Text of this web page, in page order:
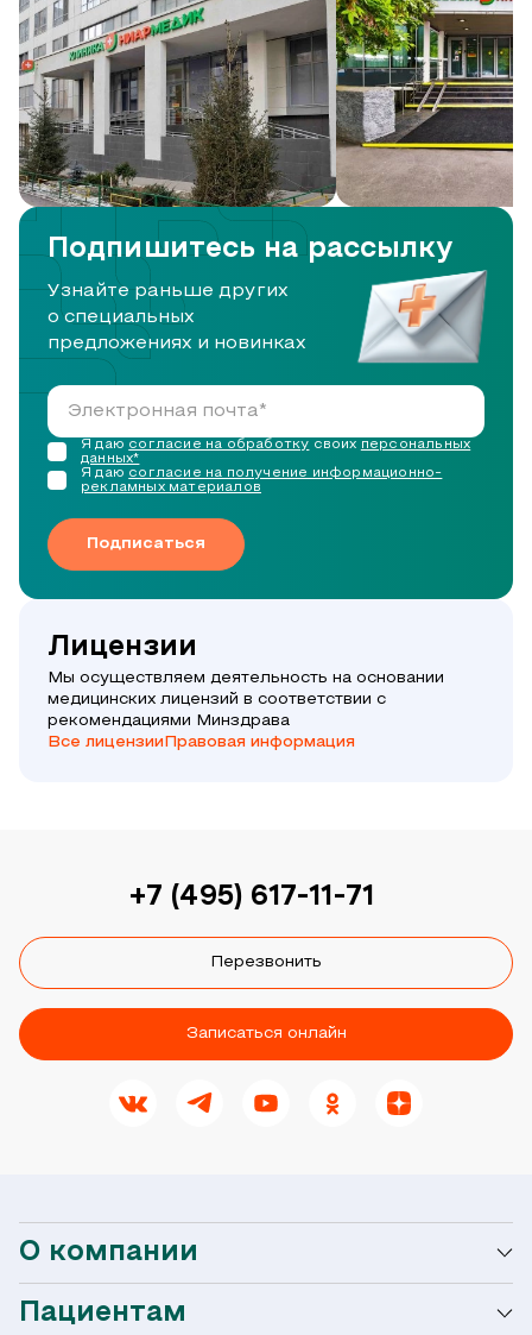
Подпишитесь на рассылку
Узнайте раньше других
о специальных
предложениях и новинках
Подписаться
Я даю согласие на обработку своих персональных
данных*
Я даю согласие на получение информационно-
рекламных материалов
Лицензии
Мы осуществляем деятельность на основании
медицинских лицензий в соответствии с
рекомендациями Минздрава
Все лицензии Правовая информация
+7 (495) 617-11-71
Перезвонить
Записаться онлайн
О компании
О сети Ниармедик
Пациентам